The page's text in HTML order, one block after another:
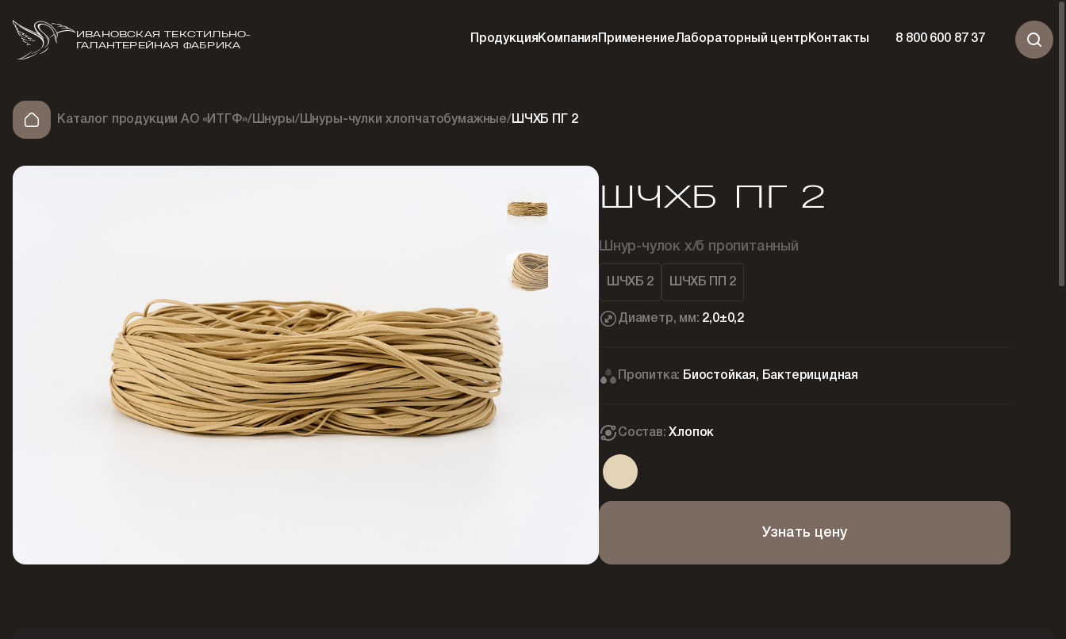
ИВАНОВСКАЯ ТЕКСТИЛЬНО-
ГАЛАНТЕРЕЙНАЯ ФАБРИКА
Продукция Компания ПрименениеЛабораторный центр Контакты 8 800 600 87 37
Каталог продукции АО «ИТГФ»/ Шнуры / Шнуры-чулки хлопчатобумажные/ ШЧХБ ПГ 2
ШЧХБ ПГ 2
Шнур-чулок х/б пропитанный
ШЧХБ 2 ШЧХБ ПП 2
Диаметр, мм: 2,0±0,2
Пропитка: Биостойкая, Бактерицидная
Состав: Хлопок
Узнать цену